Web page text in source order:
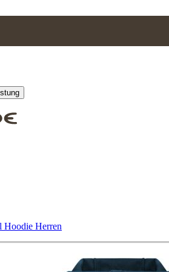
Hoodie Herren